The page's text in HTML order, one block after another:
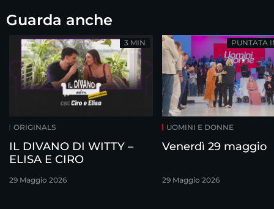
Guarda anche
ORIGINALS
IL DIVANO DI WITTY –
ELISA E CIRO
29 Maggio 2026
3 MIN
UOMINI E DONNE
Venerdì 29 maggio
29 Maggio 2026
PUNTATA